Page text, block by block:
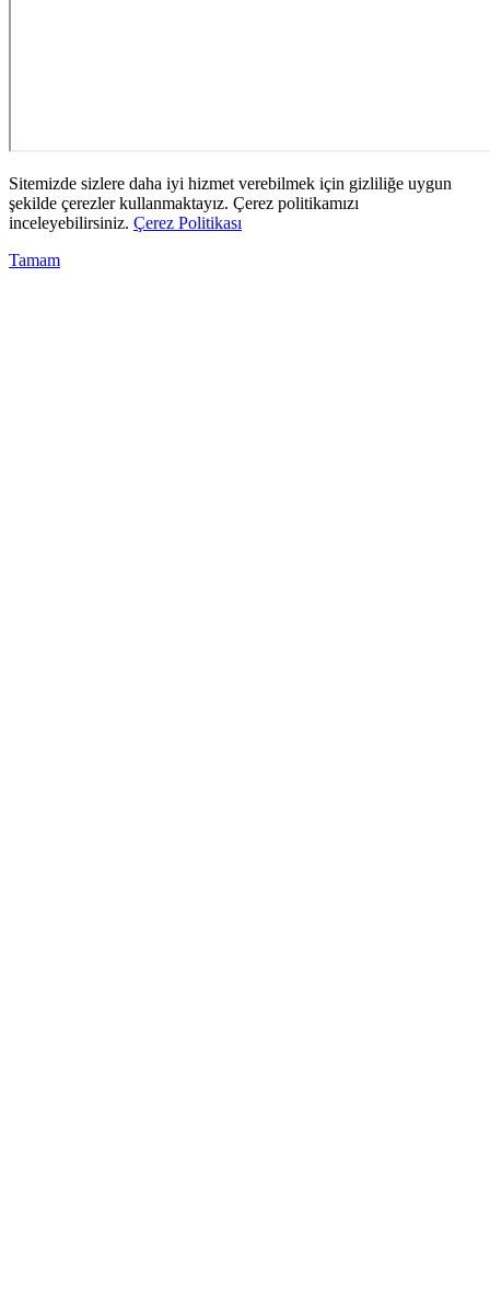
Sitemizde sizlere daha iyi hizmet verebilmek için gizliliğe uygun
şekilde çerezler kullanmaktayız. Çerez politikamızı
inceleyebilirsiniz. Çerez Politikası
Tamam